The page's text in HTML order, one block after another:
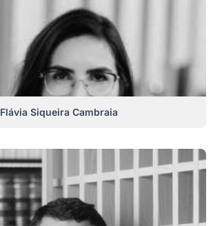
Flávia Siqueira Cambraia